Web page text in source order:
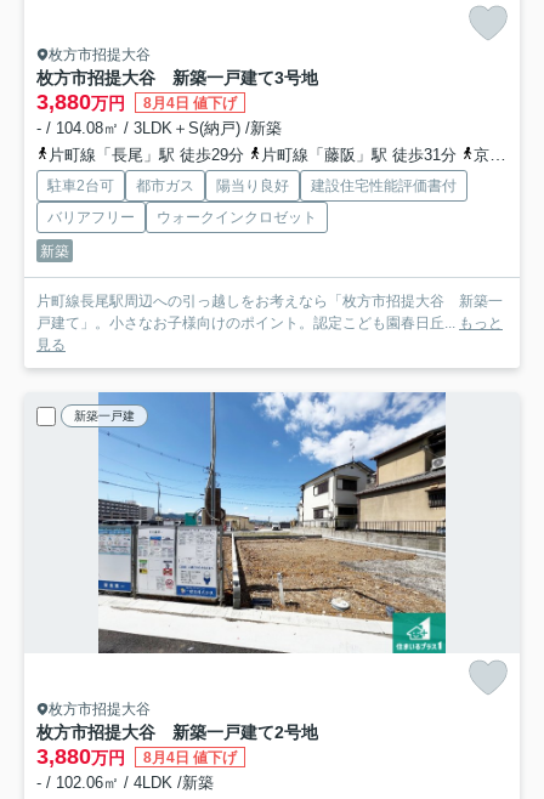
枚方市招提大谷
枚方市招提大谷 新築一戸建て3号地
3,880万円 8月4日 値下げ
- / 104.08㎡ / 3LDK＋S(納戸) /新築
片町線「長尾」駅 徒歩29分
片町線「藤阪」駅 徒歩31分 京阪本線「牧野」駅 徒歩47分
駐車2台可 都市ガス 陽当り良好
建設住宅性能評価書付
バリアフリー
ウォークインクロゼット
新築
片町線長尾駅周辺への引っ越しをお考えなら「枚方市招提大谷 新築一
戸建て」。小さなお子様向けのポイント。認定こども園春日丘...
もっと
見る
新築一戸建
枚方市招提大谷
枚方市招提大谷 新築一戸建て2号地
3,880万円 8月4日 値下げ
- / 102.06㎡ / 4LDK /新築